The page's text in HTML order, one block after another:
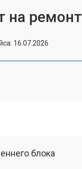
на
16.07.2026
блока